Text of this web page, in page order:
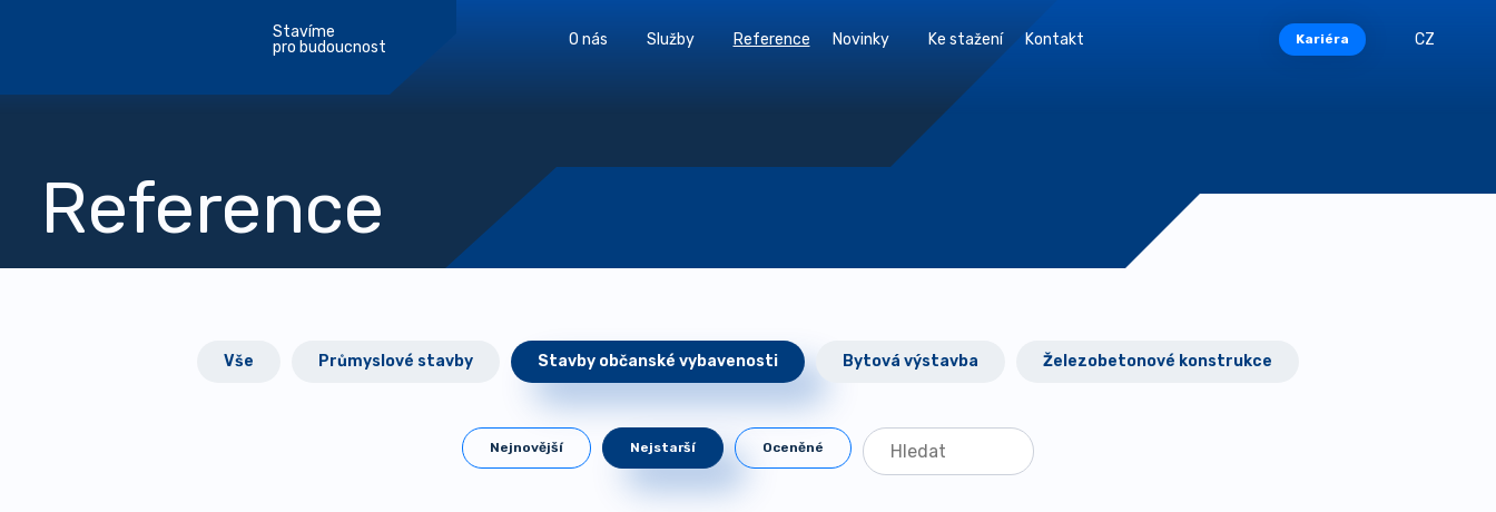
Stavíme
pro budoucnost
O nás Služby Reference Novinky Ke stažení Kontakt Kariéra CZ
Reference
Vše Průmyslové stavby Stavby občanské vybavenosti Bytová výstavba Železobetonové konstrukce
Nejnovější Nejstarší Oceněné